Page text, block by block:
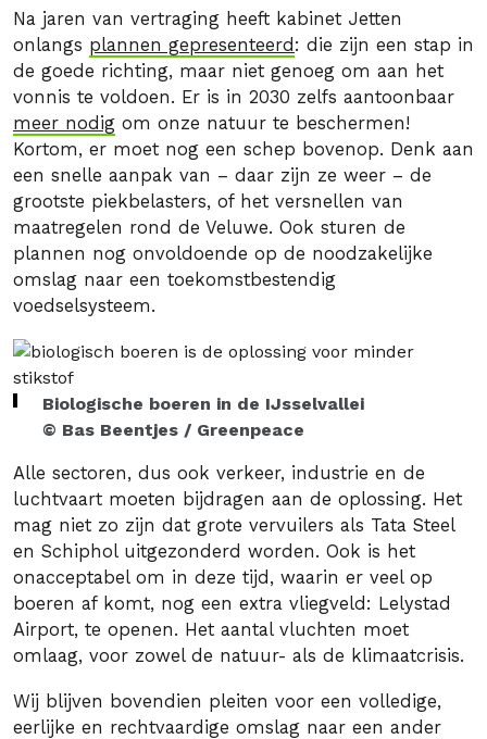
Na jaren van vertraging heeft kabinet Jetten
onlangs plannen gepresenteerd : die zijn een stap in
de goede richting, maar niet genoeg om aan het
vonnis te voldoen. Er is in 2030 zelfs aantoonbaar
meer nodig om onze natuur te beschermen!
Kortom, er moet nog een schep bovenop. Denk aan
een snelle aanpak van – daar zijn ze weer – de
grootste piekbelasters, of het versnellen van
maatregelen rond de Veluwe. Ook sturen de
plannen nog onvoldoende op de noodzakelijke
omslag naar een toekomstbestendig
voedselsysteem.
Biologische boeren in de IJsselvallei
© Bas Beentjes / Greenpeace
Alle sectoren, dus ook verkeer, industrie en de
luchtvaart moeten bijdragen aan de oplossing. Het
mag niet zo zijn dat grote vervuilers als Tata Steel
en Schiphol uitgezonderd worden. Ook is het
onacceptabel om in deze tijd, waarin er veel op
boeren af komt, nog een extra vliegveld: Lelystad
Airport, te openen. Het aantal vluchten moet
omlaag, voor zowel de natuur- als de klimaatcrisis.
Wij blijven bovendien pleiten voor een volledige,
eerlijke en rechtvaardige omslag naar een ander